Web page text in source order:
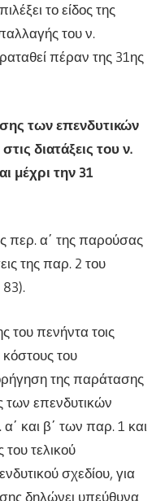
το είδος της
του ν.
πέραν της 31ης
των επενδυτικών
διατάξεις του ν.
μέχρι την 31
περ. α΄ της παρούσας
της παρ. 2 του
του πενήντα τοις
του
της παράτασης
επενδυτικών
και β΄ των παρ. 1 και
τελικού
σχεδίου, για
δηλώνει υπεύθυνα